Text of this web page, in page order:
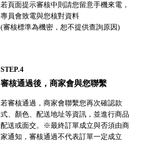
若頁面提示審核中則請您留意手機來電，
專員會致電與您核對資料
(審核標準為機密，恕不提供查詢原因)
STEP.4
審核通過後，商家會與您聯繫
若審核通過，商家會聯繫您再次確認款
式、顏色、配送地址等資訊，並進行商品
配送或面交。※最終訂單成立與否須由商
家通知，審核通過不代表訂單一定成立